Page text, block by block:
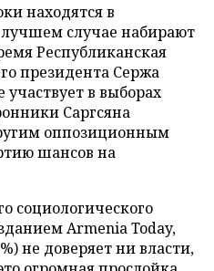
находятся в
случае набирают
Республиканская
президента Сержа
в выборах
Саргсяна
оппозиционным
шансов на
социологического
Armenia Today,
не доверяет ни власти,